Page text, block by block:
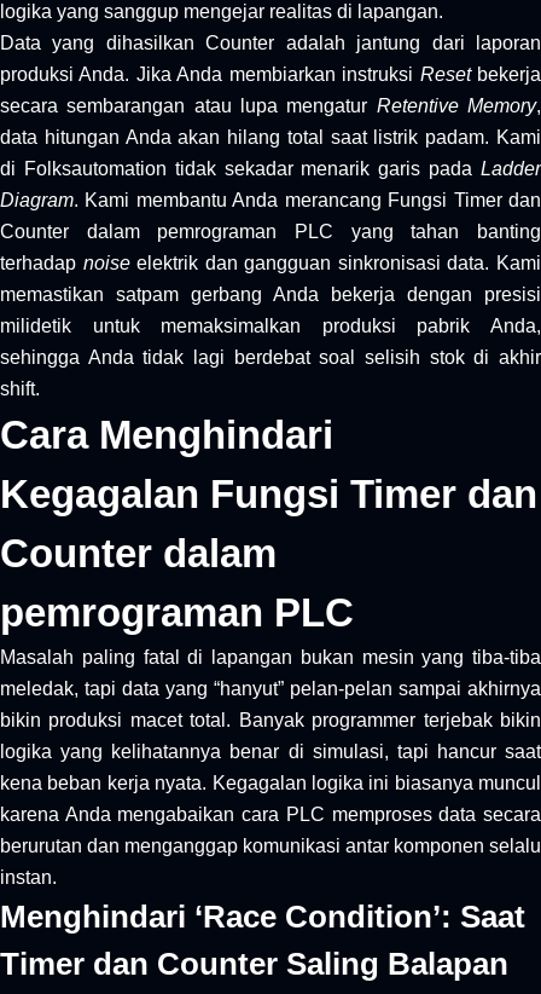
logika yang sanggup mengejar realitas di lapangan.
Data yang dihasilkan Counter adalah jantung dari laporan
produksi Anda. Jika Anda membiarkan instruksi Resetbekerja
secara sembarangan atau lupa mengatur Retentive Memory,
data hitungan Anda akan hilang total saat listrik padam. Kami
di Folksautomation tidak sekadar menarik garis pada Ladder
Diagram. Kami membantu Anda merancang Fungsi Timer dan
Counter dalam pemrograman PLC yang tahan banting
terhadap noiseelektrik dan gangguan sinkronisasi data. Kami
memastikan satpam gerbang Anda bekerja dengan presisi
milidetik untuk memaksimalkan produksi pabrik Anda,
sehingga Anda tidak lagi berdebat soal selisih stok di akhir
shift.
Cara Menghindari
Kegagalan Fungsi Timer dan
Counter dalam
pemrograman PLC
Masalah paling fatal di lapangan bukan mesin yang tiba-tiba
meledak, tapi data yang “hanyut” pelan-pelan sampai akhirnya
bikin produksi macet total. Banyak programmer terjebak bikin
logika yang kelihatannya benar di simulasi, tapi hancur saat
kena beban kerja nyata. Kegagalan logika ini biasanya muncul
karena Anda mengabaikan cara PLC memproses data secara
berurutan dan menganggap komunikasi antar komponen selalu
instan.
Menghindari ‘Race Condition’: Saat
Timer dan Counter Saling Balapan